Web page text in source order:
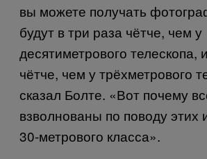
вы можете получать
будут в три раза чётче, чем у
десятиметрового телескопа,
чётче, чем у трёхметрового
сказал Болте. «Вот почему
взволнованы по поводу этих
30-метрового класса».